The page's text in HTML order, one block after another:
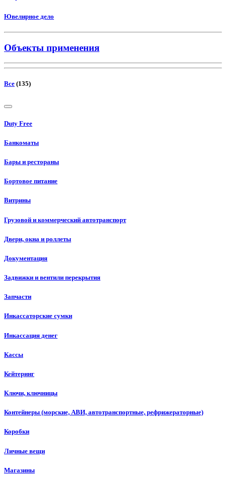
Ювелирное дело
Объекты применения
Все (135)
Duty Free
Банкоматы
Бары и рестораны
Бортовое питание
Витрины
Грузовой и коммерческий автотранспорт
Двери, окна и роллеты
Документация
Задвижки и вентили перекрытия
Запчасти
Инкассаторские сумки
Инкассация денег
Кассы
Кейтеринг
Ключи, ключницы
Контейнеры (морские, АВИ, автотранспортные, рефрижераторные)
Коробки
Личные вещи
Магазины